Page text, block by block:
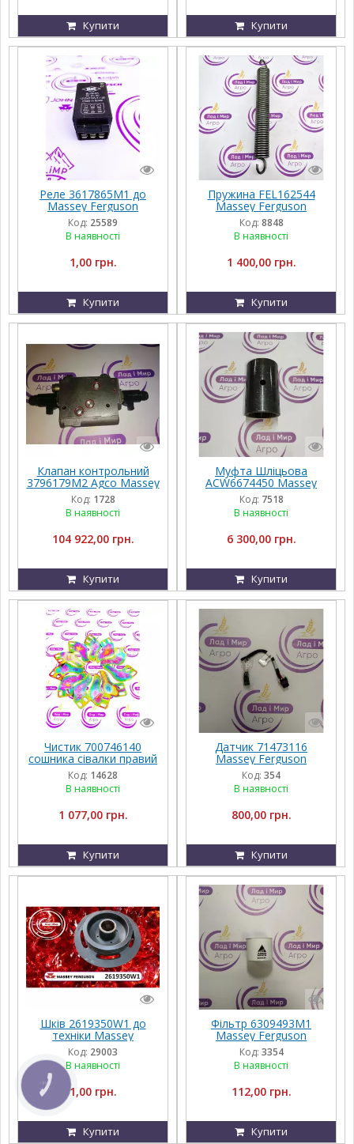
Купити Купити
Реле 3617865M1 до
Massey Ferguson
Код: 25589
В наявності
1,00 грн.
Купити
Пружина FEL162544
Massey Ferguson
Код: 8848
В наявності
1 400,00 грн.
Купити
Клапан контрольний
3796179M2 Agco Massey
Ferguson
Код: 1728
В наявності
104 922,00 грн.
Купити
Муфта Шліцьова
ACW6674450 Massey
Ferguson
Код: 7518
В наявності
6 300,00 грн.
Купити
Чистик 700746140
сошника сівалки правий
на техніку Massey
Ferguson, Fendt
Код: 14628
В наявності
1 077,00 грн.
Купити
Датчик 71473116
Massey Ferguson
Код: 354
В наявності
800,00 грн.
Купити
Шків 2619350W1 до
техніки Massey
Ferguson, FENDT,
Challenger, Agco Parts
Код: 29003
В наявності
1,00 грн.
Купити
Фільтр 6309493M1
Massey Ferguson
Код: 3354
В наявності
112,00 грн.
Купити
КНОПКА
ЗВ'ЯЗКУ